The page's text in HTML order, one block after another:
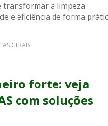
transformar a limpeza
e eficiência de forma
GERAIS
forte: veja
com soluções